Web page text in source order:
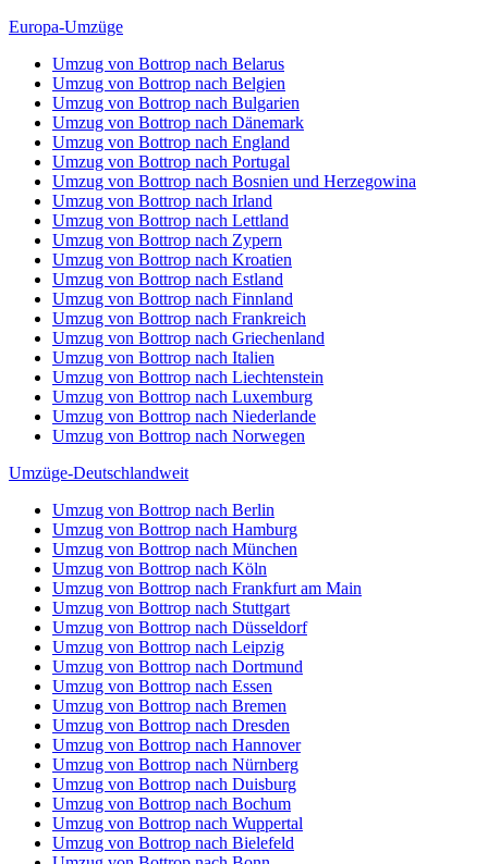
Europa-Umzüge
Umzug von Bottrop nach Belarus
Umzug von Bottrop nach Belgien
Umzug von Bottrop nach Bulgarien
Umzug von Bottrop nach Dänemark
Umzug von Bottrop nach England
Umzug von Bottrop nach Portugal
Umzug von Bottrop nach Bosnien und Herzegowina
Umzug von Bottrop nach Irland
Umzug von Bottrop nach Lettland
Umzug von Bottrop nach Zypern
Umzug von Bottrop nach Kroatien
Umzug von Bottrop nach Estland
Umzug von Bottrop nach Finnland
Umzug von Bottrop nach Frankreich
Umzug von Bottrop nach Griechenland
Umzug von Bottrop nach Italien
Umzug von Bottrop nach Liechtenstein
Umzug von Bottrop nach Luxemburg
Umzug von Bottrop nach Niederlande
Umzug von Bottrop nach Norwegen
Umzüge-Deutschlandweit
Umzug von Bottrop nach Berlin
Umzug von Bottrop nach Hamburg
Umzug von Bottrop nach München
Umzug von Bottrop nach Köln
Umzug von Bottrop nach Frankfurt am Main
Umzug von Bottrop nach Stuttgart
Umzug von Bottrop nach Düsseldorf
Umzug von Bottrop nach Leipzig
Umzug von Bottrop nach Dortmund
Umzug von Bottrop nach Essen
Umzug von Bottrop nach Bremen
Umzug von Bottrop nach Dresden
Umzug von Bottrop nach Hannover
Umzug von Bottrop nach Nürnberg
Umzug von Bottrop nach Duisburg
Umzug von Bottrop nach Bochum
Umzug von Bottrop nach Wuppertal
Umzug von Bottrop nach Bielefeld